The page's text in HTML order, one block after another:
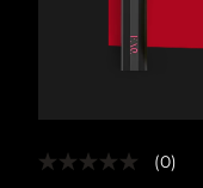
Inget
(0)